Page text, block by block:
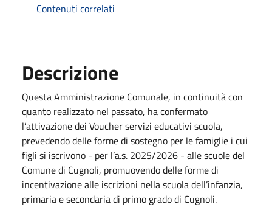
Contenuti correlati
Descrizione
Questa Amministrazione Comunale, in continuità con
quanto realizzato nel passato, ha confermato
l’attivazione dei Voucher servizi educativi scuola,
prevedendo delle forme di sostegno per le famiglie i cui
figli si iscrivono - per l’a.s. 2025/2026 - alle scuole del
Comune di Cugnoli, promuovendo delle forme di
incentivazione alle iscrizioni nella scuola dell’infanzia,
primaria e secondaria di primo grado di Cugnoli.